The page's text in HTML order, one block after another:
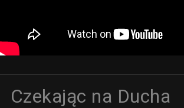
Czekając na Ducha